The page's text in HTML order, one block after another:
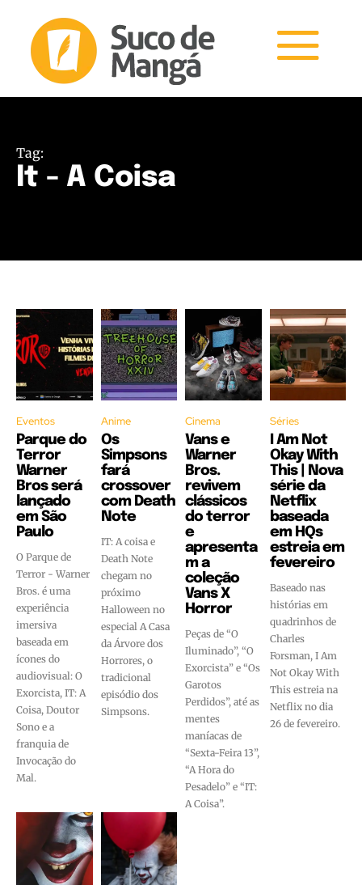
Tag:
It - A Coisa
Eventos
Parque do
Terror
Warner
Bros será
lançado
em São
Paulo
O Parque de
Terror - Warner
Bros. é uma
experiência
imersiva
baseada em
ícones do
audiovisual: O
Exorcista, IT: A
Coisa, Doutor
Sono e a
franquia de
Invocação do
Mal.
Anime
Os
Simpsons
fará
crossover
com Death
Note
IT: A coisa e
Death Note
chegam no
próximo
Halloween no
especial A Casa
da Árvore dos
Horrores, o
tradicional
episódio dos
Simpsons.
Cinema
Vans e
Warner
Bros.
revivem
clássicos
do terror
e
apresenta
m a
coleção
Vans X
Horror
Peças de “O
Iluminado”, “O
Exorcista” e “Os
Garotos
Perdidos”, até as
mentes
maníacas de
“Sexta-Feira 13”,
“A Hora do
Pesadelo” e “IT:
A Coisa”.
Séries
I Am Not
Okay With
This | Nova
série da
Netflix
baseada
em HQs
estreia em
fevereiro
Baseado nas
histórias em
quadrinhos de
Charles
Forsman, I Am
Not Okay With
This estreia na
Netflix no dia
26 de fevereiro.